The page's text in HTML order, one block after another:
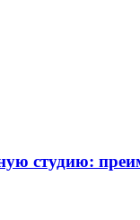
студию: